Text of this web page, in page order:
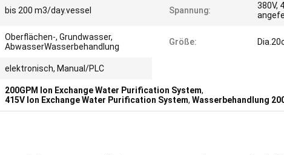
bis 200 m3/day.vessel Spannung:
380V,
Oberflächen-, Grundwasser,
AbwasserWasserbehandlung
Größe:
elektronisch, Manual/PLC
200GPM Ion Exchange Water Purification System,
415V Ion Exchange Water Purification System, Wasserbehandlung